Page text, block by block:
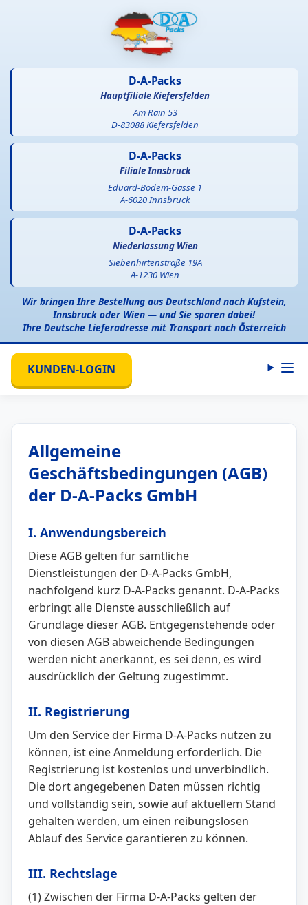
D-A-Packs
Hauptfiliale Kiefersfelden
Am Rain 53
D-83088 Kiefersfelden
D-A-Packs
Filiale Innsbruck
Eduard-Bodem-Gasse 1
A-6020 Innsbruck
D-A-Packs
Niederlassung Wien
Siebenhirtenstraße 19A
A-1230 Wien
Wir bringen Ihre Bestellung aus Deutschland nach Kufstein,
Innsbruck oder Wien — und Sie sparen dabei!
Ihre Deutsche Lieferadresse mit Transport nach Österreich
KUNDEN-LOGIN
Allgemeine
Geschäftsbedingungen (AGB)
der D-A-Packs GmbH
I. Anwendungsbereich
Diese AGB gelten für sämtliche
Dienstleistungen der D-A-Packs GmbH,
nachfolgend kurz D-A-Packs genannt. D-A-Packs
erbringt alle Dienste ausschließlich auf
Grundlage dieser AGB. Entgegenstehende oder
von diesen AGB abweichende Bedingungen
werden nicht anerkannt, es sei denn, es wird
ausdrücklich der Geltung zugestimmt.
II. Registrierung
Um den Service der Firma D-A-Packs nutzen zu
können, ist eine Anmeldung erforderlich. Die
Registrierung ist kostenlos und unverbindlich.
Die dort angegebenen Daten müssen richtig
und vollständig sein, sowie auf aktuellem Stand
gehalten werden, um einen reibungslosen
Ablauf des Service garantieren zu können.
III. Rechtslage
(1) Zwischen der Firma D-A-Packs gelten der